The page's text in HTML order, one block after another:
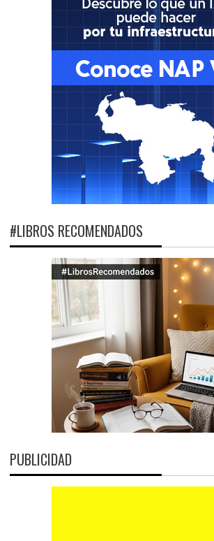
#LIBROS RECOMENDADOS
PUBLICIDAD